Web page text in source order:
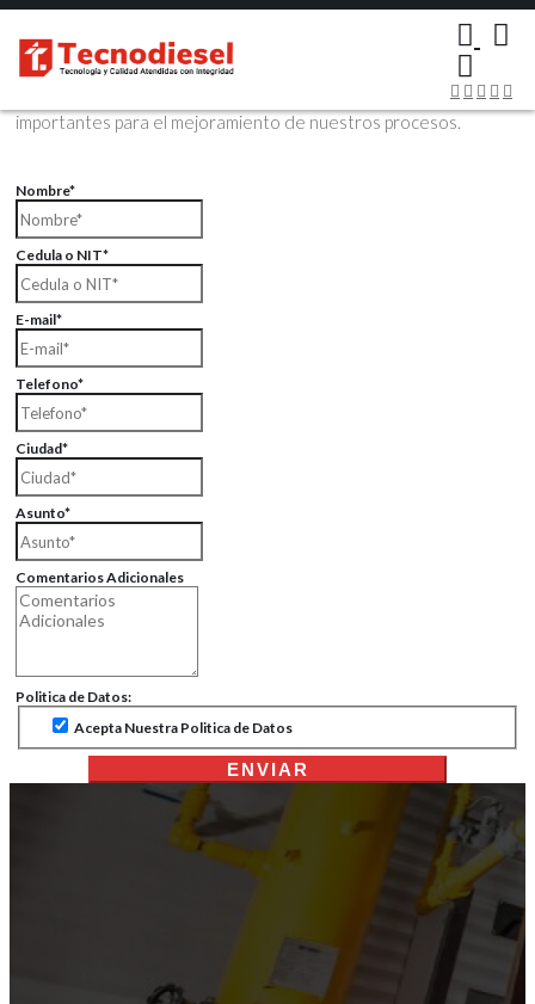
Contáctenos Vía Email
Envíenos sus datos con sus comentarios, sus opiniones son muy
importantes para el mejoramiento de nuestros procesos.
Nombre*
Cedula o NIT*
E-mail*
Telefono*
Ciudad*
Asunto*
Comentarios Adicionales
Politica de Datos:
Acepta Nuestra Politica de Datos
ENVIAR